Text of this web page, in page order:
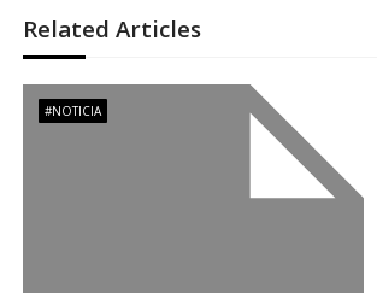
g
a
Related Articles
#NOTICIA